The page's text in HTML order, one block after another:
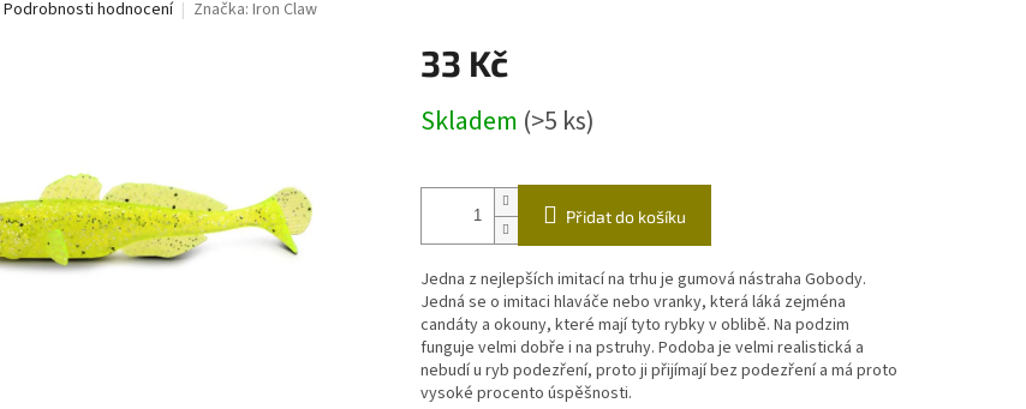
Podrobnosti hodnocení Značka: Iron Claw
33 Kč
cena:
Skladem (>5 ks)
Přidat do košíku
Jedna z nejlepších imitací na trhu je gumová nástraha Gobody.
Jedná se o imitaci hlaváče nebo vranky, která láká zejména
candáty a okouny, které mají tyto rybky v oblibě. Na podzim
funguje velmi dobře i na pstruhy. Podoba je velmi realistická a
nebudí u ryb podezření, proto ji přijímají bez podezření a má proto
vysoké procento úspěšnosti.